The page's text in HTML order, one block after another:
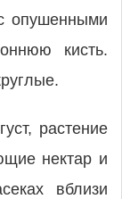
опушенными
кисть.
растение
нектар и
вблизи